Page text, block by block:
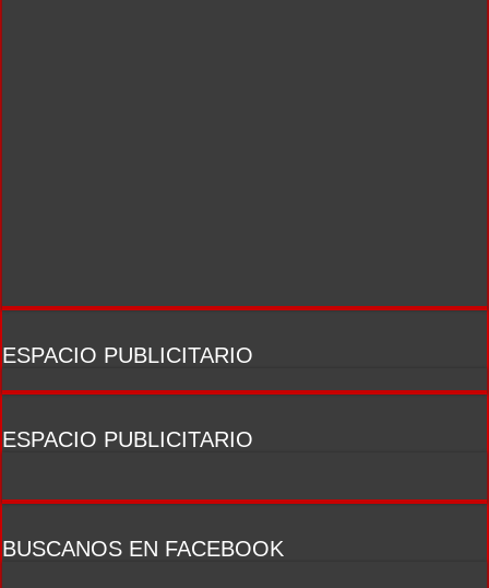
ESPACIO PUBLICITARIO
ESPACIO PUBLICITARIO
BUSCANOS EN FACEBOOK